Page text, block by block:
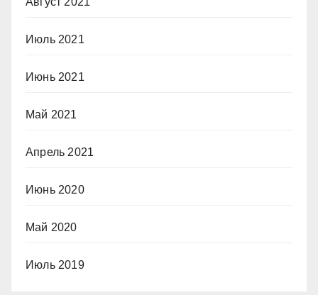
Июль 2021
Июнь 2021
Май 2021
Апрель 2021
Июнь 2020
Май 2020
Июль 2019